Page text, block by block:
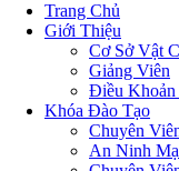
Trang Chủ
Giới Thiệu
Cơ Sở Vật
Giảng Viên
Điều Khoản
Khóa Đào Tạo
Chuyên
An Ninh